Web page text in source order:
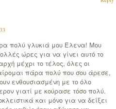
πολύ γλυκιά μου Έλενα! Μου
ώρες για να γίνει αυτό το
μέχρι το τέλος, όλες οι
πάρα πολύ που σου άρεσε,
ενθουσιασμένη με το όλο
γιατί με κούρασε τόσο πολύ.
και μόνο για να δείξει